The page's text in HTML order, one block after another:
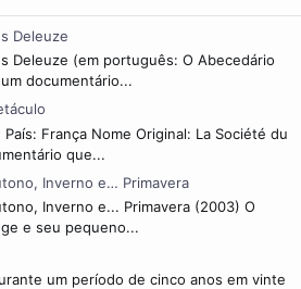
Deleuze
Deleuze (em português: O Abecedário
documentário...
França Nome Original: La Société du
que...
Inverno e… Primavera
Inverno e... Primavera (2003) O
e seu pequeno...
um período de cinco anos em vinte